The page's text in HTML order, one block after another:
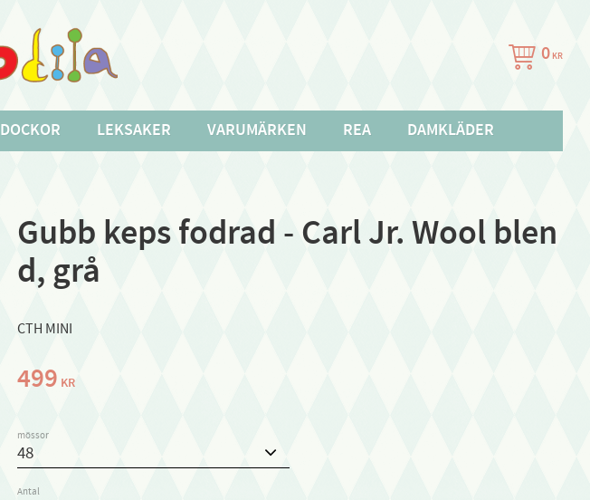
0 KR
DOCKOR LEKSAKER VARUMÄRKEN REA DAMKLÄDER
Gubb keps fodrad - Carl Jr. Wool blen
d, grå
CTH MINI
499 KR
mössor
Antal